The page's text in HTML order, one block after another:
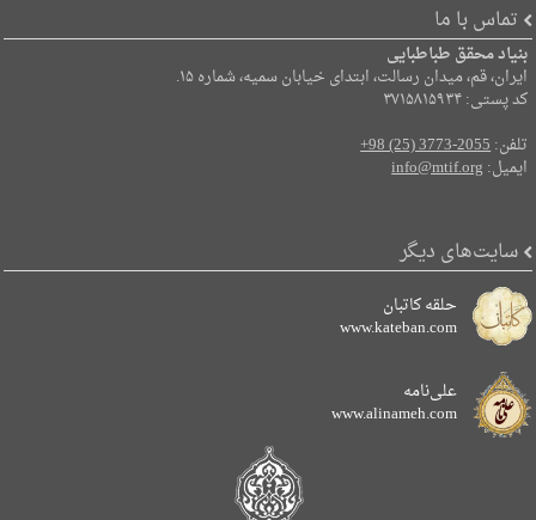
تماس با ما
بنیاد محقق طباطبایی
ایران، قم، میدان رسالت، ابتدای خیابان سمیه، شماره ۱۵.
کد پستی: ۳۷۱۵۸۱۵۹۳۴
تلفن:+98 (25) 3773-2055
ایمیل:info@mtif.org
سایت‌های دیگر
حلقه کاتبان
www.kateban.com
علی‌نامه
www.alinameh.com